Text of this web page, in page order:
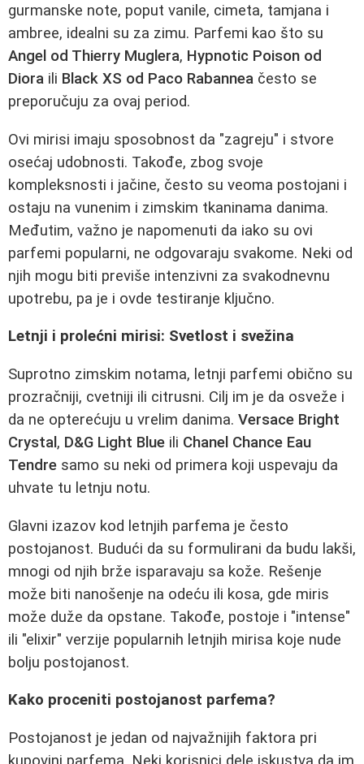
gurmanske note, poput vanile, cimeta, tamjana i
ambree, idealni su za zimu. Parfemi kao što su
Angel od Thierry Muglera, Hypnotic Poison od
Diora ili Black XS od Paco Rabannea često se
preporučuju za ovaj period.
Ovi mirisi imaju sposobnost da "zagreju" i stvore
osećaj udobnosti. Takođe, zbog svoje
kompleksnosti i jačine, često su veoma postojani i
ostaju na vunenim i zimskim tkaninama danima.
Međutim, važno je napomenuti da iako su ovi
parfemi popularni, ne odgovaraju svakome. Neki od
njih mogu biti previše intenzivni za svakodnevnu
upotrebu, pa je i ovde testiranje ključno.
Letnji i prolećni mirisi: Svetlost i svežina
Suprotno zimskim notama, letnji parfemi obično su
prozračniji, cvetniji ili citrusni. Cilj im je da osveže i
da ne opterećuju u vrelim danima. Versace Bright
Crystal , D&G Light Blue ili Chanel Chance Eau
Tendre samo su neki od primera koji uspevaju da
uhvate tu letnju notu.
Glavni izazov kod letnjih parfema je često
postojanost. Budući da su formulirani da budu lakši,
mnogi od njih brže isparavaju sa kože. Rešenje
može biti nanošenje na odeću ili kosa, gde miris
može duže da opstane. Takođe, postoje i "intense"
ili "elixir" verzije popularnih letnjih mirisa koje nude
bolju postojanost.
Kako proceniti postojanost parfema?
Postojanost je jedan od najvažnijih faktora pri